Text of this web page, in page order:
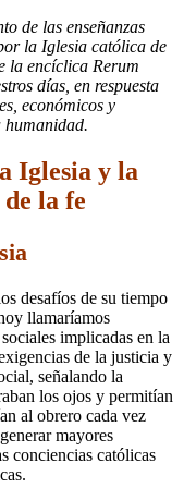
de las enseñanzas
la Iglesia católica de
la encíclica Rerum
días, en respuesta
económicos y
humanidad.
Iglesia y la
la fe
desafíos de su tiempo
llamaríamos
implicadas en la
de la justicia y
señalando la
los ojos y permitían
al obrero cada vez
mayores
conciencias católicas